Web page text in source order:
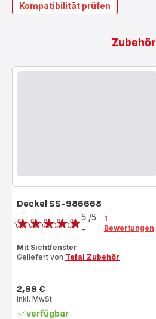
Kompatibilität prüfen
Zubehör
Deckel SS-986668
Bewertung
mit
5
5 /5
-
1
Bewertungen
Mit Sichtfenster
Geliefert von Tefal Zubehör
Preis
2,99 €
inkl. MwSt
verfügbar